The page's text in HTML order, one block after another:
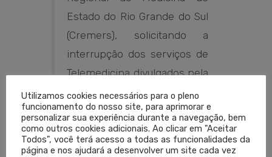
Estado do Rio Grande do Sul
(Cremers), solicitando a
interrupção dos serviços de
Telemedicina divulgados pela
Panvel por meio da Panvel
Clinic, a empresa, em
conformidade com seus
princípios e conduta ética,
Utilizamos cookies necessários para o pleno
funcionamento do nosso site, para aprimorar e
personalizar sua experiência durante a navegação, bem
como outros cookies adicionais. Ao clicar em "Aceitar
Todos", você terá acesso a todas as funcionalidades da
página e nos ajudará a desenvolver um site cada vez